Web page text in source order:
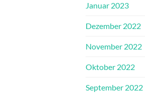
Januar 2023
Dezember 2022
November 2022
Oktober 2022
September 2022